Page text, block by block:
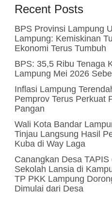
Recent Posts
BPS Provinsi Lampung
Lampung: Kemiskinan
Ekonomi Terus Tumbuh
BPS: 35,5 Ribu Tenaga
Lampung Mei 2026
Inflasi Lampung
Pemprov Terus Perkuat
Pangan
Wali Kota Bandar
Tinjau Langsung Hasil
Kuba di Way Laga
Canangkan Desa
Sekolah Lansia di
TP PKK Lampung
Dimulai dari Desa